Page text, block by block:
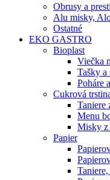
Obrusy a
Alu misky,
Ostatné
EKO GASTRO
Bioplast
Viečka
Tašky a
Poháre
Cukrová
Taniere
Menu
Misky z
Papier